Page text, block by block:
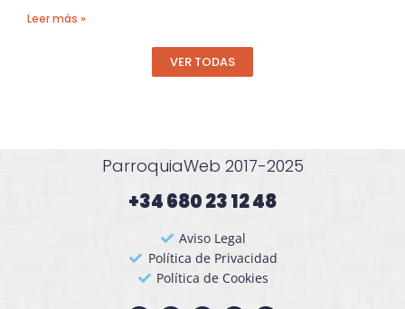
Leer más »
VER TODAS
ParroquiaWeb 2017-2025
+34 680 23 12 48​
Aviso Legal
Política de Privacidad
Política de Cookies